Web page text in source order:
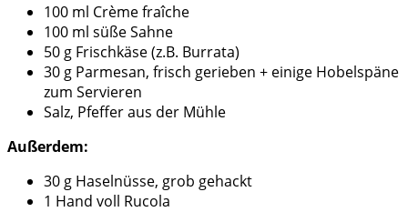
100 ml Crème fraîche
100 ml süße Sahne
50 g Frischkäse (z.B. Burrata)
30 g Parmesan, frisch gerieben + einige Hobelspäne
zum Servieren
Salz, Pfeffer aus der Mühle
Außerdem:
30 g Haselnüsse, grob gehackt
1 Hand voll Rucola